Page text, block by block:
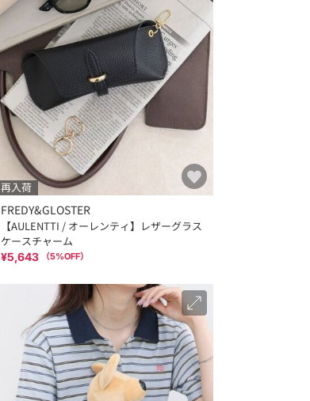
再入荷
FREDY&GLOSTER
【AULENTTI / オーレンティ】レザーグラス
ケースチャーム
¥5,643 （5%OFF）